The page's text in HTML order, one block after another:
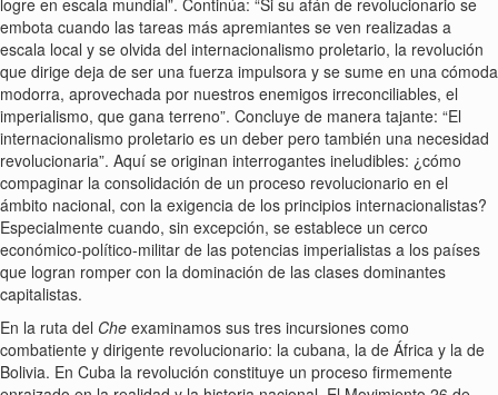
embota cuando las tareas más apremiantes se ven realizadas a
escala local y se olvida del internacionalismo proletario, la revolución
que dirige deja de ser una fuerza impulsora y se sume en una cómoda
modorra, aprovechada por nuestros enemigos irreconciliables, el
imperialismo, que gana terreno . Concluye de manera tajante: El
internacionalismo proletario es un deber pero también una necesidad
revolucionaria . Aquí se originan interrogantes ineludibles: ¿cómo
compaginar la consolidación de un proceso revolucionario en el
ámbito nacional, con la exigencia de los principios internacionalistas?
Especialmente cuando, sin excepción, se establece un cerco
económico-político-militar de las potencias imperialistas a los países
que logran romper con la dominación de las clases dominantes
capitalistas.
En la ruta del Che examinamos sus tres incursiones como
combatiente y dirigente revolucionario: la cubana, la de África y la de
Bolivia. En Cuba la revolución constituye un proceso firmemente